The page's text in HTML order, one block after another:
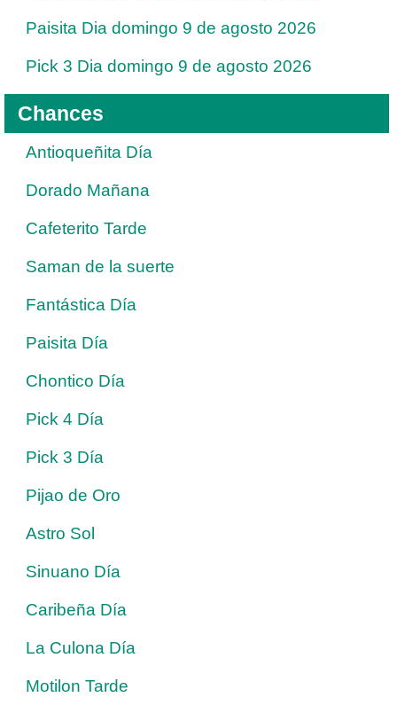
Paisita Dia domingo 9 de agosto 2026
Pick 3 Dia domingo 9 de agosto 2026
Chances
Antioqueñita Día
Dorado Mañana
Cafeterito Tarde
Saman de la suerte
Fantástica Día
Paisita Día
Chontico Día
Pick 4 Día
Pick 3 Día
Pijao de Oro
Astro Sol
Sinuano Día
Caribeña Día
La Culona Día
Motilon Tarde